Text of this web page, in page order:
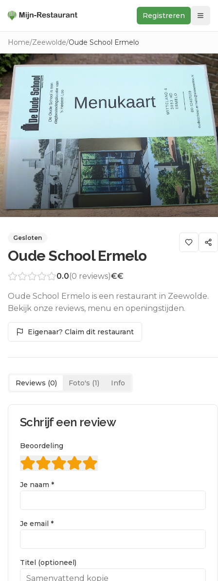
Registreren
Zoeken
In de buurt
Ontdek
Keukens
Foodwall
Reviews
Home/Zeewolde/Oude School Ermelo
Gesloten
Oude School Ermelo
0.0(0 reviews)€€
Oude School Ermelo is een restaurant in Zeewolde.
Bekijk onze reviews, menu en openingstijden.
Eigenaar? Claim dit restaurant
Reviews (0) Foto's (1) Info
Schrijf een review
Beoordeling
Je naam *
Je email *
Titel (optioneel)